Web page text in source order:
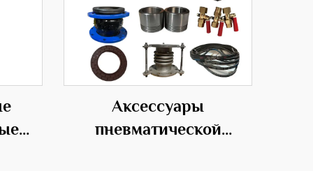
Аксессуары
пневматической